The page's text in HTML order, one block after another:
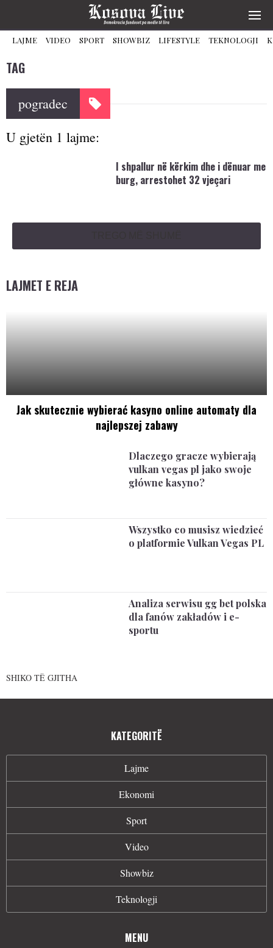
LAJME VIDEO SPORT SHOWBIZ LIFESTYLE TEKNOLOGJI
TAG
pogradec
U gjetën 1 lajme:
I shpallur në kërkim dhe i dënuar me
burg, arrestohet 32 vjeçari
LAJMET E REJA
Jak skutecznie wybierać kasyno online automaty dla
najlepszej zabawy
Dlaczego gracze wybierają
vulkan vegas pl jako swoje
główne kasyno?
Wszystko co musisz wiedzieć
o platformie Vulkan Vegas PL
Analiza serwisu gg bet polska
dla fanów zakładów i e-
sportu
SHIKO TË GJITHA
KATEGORITË
Lajme
Ekonomi
Sport
Video
Showbiz
Teknologji
MENU